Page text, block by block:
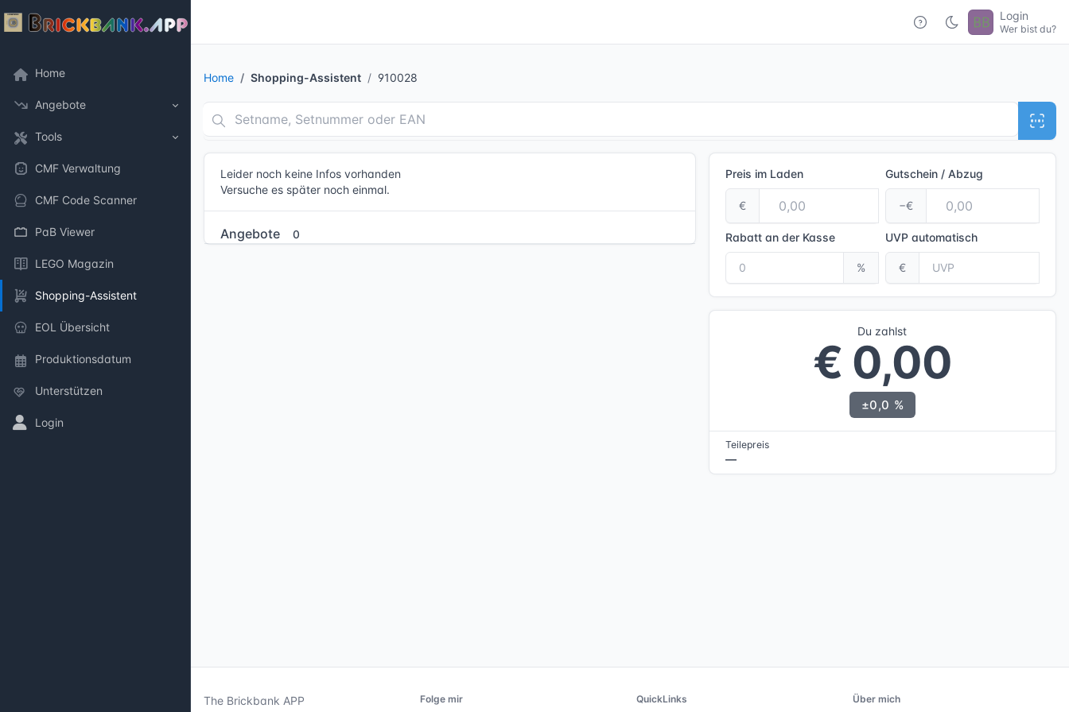
Home
Angebote
Tools
CMF Verwaltung
CMF Code Scanner
PaB Viewer
LEGO Magazin
Shopping-Assistent
EOL Übersicht
Produktionsdatum
Unterstützen
Login
Login
Wer bist du?
Home Shopping-Assistent 910028
Leider noch keine Infos vorhanden
Versuche es später noch einmal.
Angebote 0
Preis im Laden
€
Gutschein / Abzug
−€
Rabatt an der Kasse
%
UVPautomatisch
€
Du zahlst
€ 0,00
±0,0 %
Teilepreis
—
The Brickbank APP Folge mir QuickLinks Über mich